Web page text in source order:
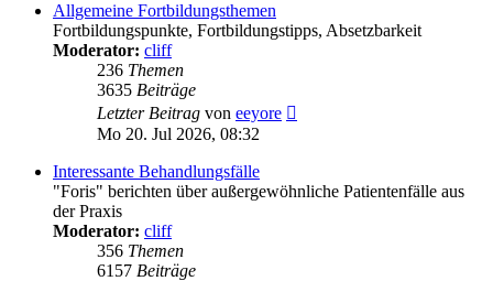
Allgemeine Fortbildungsthemen
Fortbildungspunkte, Fortbildungstipps, Absetzbarkeit
Moderator: cliff
236 Themen
3635 Beiträge
Letzter Beitrag von eeyore
Mo 20. Jul 2026, 08:32
Interessante Behandlungsfälle
"Foris" berichten über außergewöhnliche Patientenfälle aus
der Praxis
Moderator: cliff
356 Themen
6157 Beiträge